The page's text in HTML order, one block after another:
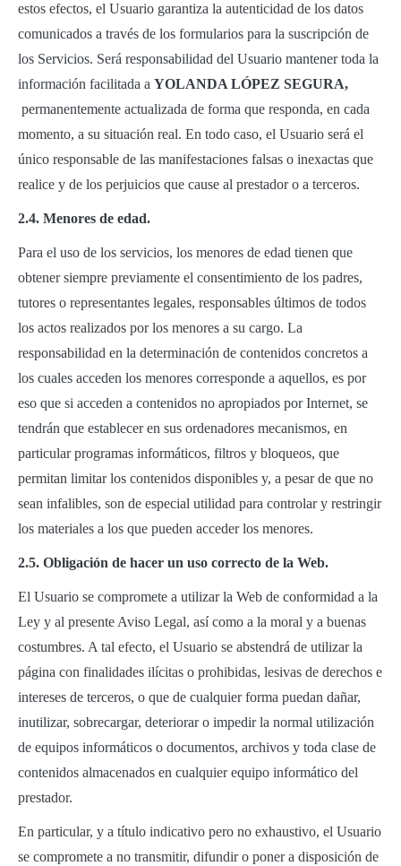
estos efectos, el Usuario garantiza la autenticidad de los datos
comunicados a través de los formularios para la suscripción de
los Servicios. Será responsabilidad del Usuario mantener toda la
información facilitada a YOLANDA LÓPEZ SEGURA,
permanentemente actualizada de forma que responda, en cada
momento, a su situación real. En todo caso, el Usuario será el
único responsable de las manifestaciones falsas o inexactas que
realice y de los perjuicios que cause al prestador o a terceros.
2.4. Menores de edad.
Para el uso de los servicios, los menores de edad tienen que
obtener siempre previamente el consentimiento de los padres,
tutores o representantes legales, responsables últimos de todos
los actos realizados por los menores a su cargo. La
responsabilidad en la determinación de contenidos concretos a
los cuales acceden los menores corresponde a aquellos, es por
eso que si acceden a contenidos no apropiados por Internet, se
tendrán que establecer en sus ordenadores mecanismos, en
particular programas informáticos, filtros y bloqueos, que
permitan limitar los contenidos disponibles y, a pesar de que no
sean infalibles, son de especial utilidad para controlar y restringir
los materiales a los que pueden acceder los menores.
2.5. Obligación de hacer un uso correcto de la Web.
El Usuario se compromete a utilizar la Web de conformidad a la
Ley y al presente Aviso Legal, así como a la moral y a buenas
costumbres. A tal efecto, el Usuario se abstendrá de utilizar la
página con finalidades ilícitas o prohibidas, lesivas de derechos e
intereses de terceros, o que de cualquier forma puedan dañar,
inutilizar, sobrecargar, deteriorar o impedir la normal utilización
de equipos informáticos o documentos, archivos y toda clase de
contenidos almacenados en cualquier equipo informático del
prestador.
En particular, y a título indicativo pero no exhaustivo, el Usuario
se compromete a no transmitir, difundir o poner a disposición de